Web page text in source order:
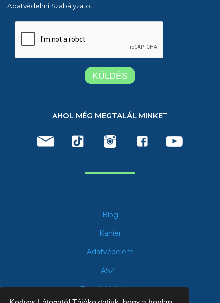
Adatvédelmi Szabályzatot.
AHOL MÉG MEGTALÁL MINKET
Blog
Karrier
Adatvédelem
ÁSZF
Fizetési feltételek